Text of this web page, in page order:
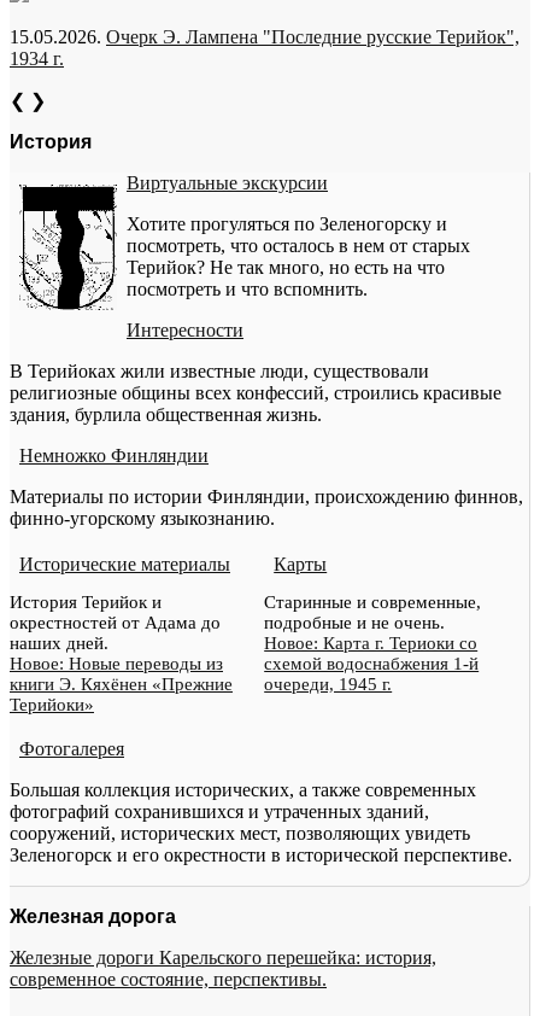
15.05.2026. Очерк Э. Лампена "Последние русские Терийок",
1934 г.
❮ ❯
История
Виртуальные экскурсии
Хотите прогуляться по Зеленогорску и
посмотреть, что осталось в нем от старых
Терийок? Не так много, но есть на что
посмотреть и что вспомнить.
Интересности
В Терийоках жили известные люди, существовали
религиозные общины всех конфессий, строились красивые
здания, бурлила общественная жизнь.
Немножко Финляндии
Материалы по истории Финляндии, происхождению финнов,
финно-угорскому языкознанию.
Исторические материалы
История Терийок и
окрестностей от Адама до
наших дней.
Новое: Новые переводы из
книги Э. Кяхёнен «Прежние
Терийоки»
Карты
Старинные и современные,
подробные и не очень.
Новое: Карта г. Териоки со
схемой водоснабжения 1-й
очереди, 1945 г.
Фотогалерея
Большая коллекция исторических, а также современных
фотографий сохранившихся и утраченных зданий,
сооружений, исторических мест, позволяющих увидеть
Зеленогорск и его окрестности в исторической перспективе.
Железная дорога
Железные дороги Карельского перешейка: история,
современное состояние, перспективы.